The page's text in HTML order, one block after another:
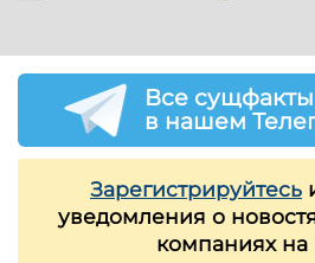
Все сущфакты
в нашем
Зарегистрируйтесь
уведомления о
компаниях на